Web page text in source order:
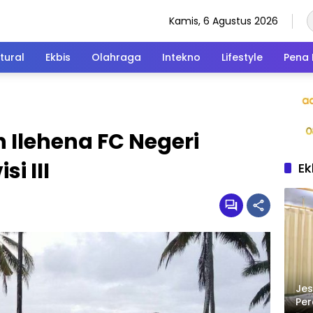
Kamis, 6 Agustus 2026
Ekbis Olahraga Intekno Lifestyle Pena
FC Negeri
III